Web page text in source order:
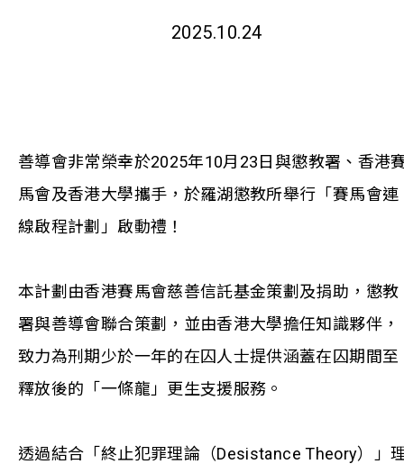
2025.10.24
善導會非常榮幸於2025年10月23日與懲教署、香港
馬會及香港大學攜手，於羅湖懲教所舉行「賽馬會連
線啟程計劃」啟動禮！
本計劃由香港賽馬會慈善信託基金策劃及捐助，懲教
署與善導會聯合策劃，並由香港大學擔任知識夥伴，
致力為刑期少於一年的在囚人士提供涵蓋在囚期間至
釋放後的「一條龍」更生支援服務。
透過結合「終止犯罪理論（Desistance Theory）」